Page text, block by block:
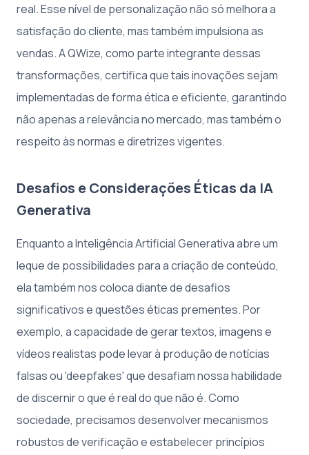
real. Esse nível de personalização não só melhora a
satisfação do cliente, mas também impulsiona as
vendas. A QWize, como parte integrante dessas
transformações, certifica que tais inovações sejam
implementadas de forma ética e eficiente, garantindo
não apenas a relevância no mercado, mas também o
respeito às normas e diretrizes vigentes.
Desafios e Considerações Éticas da IA
Generativa
Enquanto a Inteligência Artificial Generativa abre um
leque de possibilidades para a criação de conteúdo,
ela também nos coloca diante de desafios
significativos e questões éticas prementes. Por
exemplo, a capacidade de gerar textos, imagens e
vídeos realistas pode levar à produção de notícias
falsas ou 'deepfakes' que desafiam nossa habilidade
de discernir o que é real do que não é. Como
sociedade, precisamos desenvolver mecanismos
robustos de verificação e estabelecer princípios